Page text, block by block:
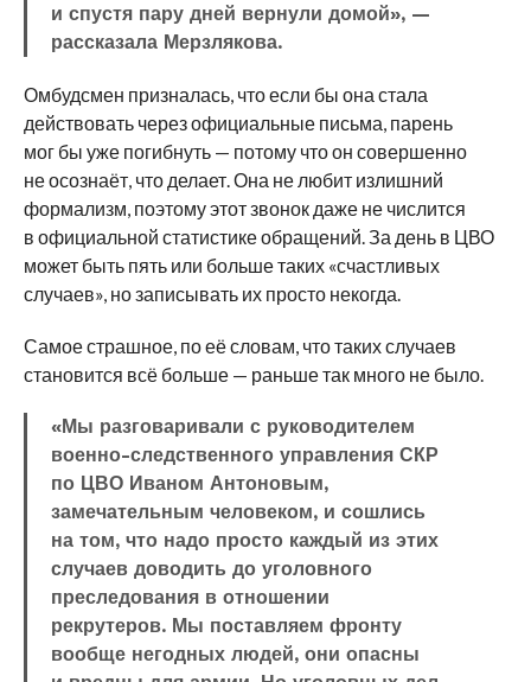
и спустя пару дней вернули домой», —
рассказала Мерзлякова.
Омбудсмен призналась, что если бы она стала
действовать через официальные письма, парень
мог бы уже погибнуть — потому что он совершенно
не осознаёт, что делает. Она не любит излишний
формализм, поэтому этот звонок даже не числится
в официальной статистике обращений. За день в ЦВО
может быть пять или больше таких «счастливых
случаев», но записывать их просто некогда.
Самое страшное, по её словам, что таких случаев
становится всё больше — раньше так много не было.
«Мы разговаривали с руководителем
военно-следственного управления СКР
по ЦВО Иваном Антоновым,
замечательным человеком, и сошлись
на том, что надо просто каждый из этих
случаев доводить до уголовного
преследования в отношении
рекрутеров. Мы поставляем фронту
вообще негодных людей, они опасны